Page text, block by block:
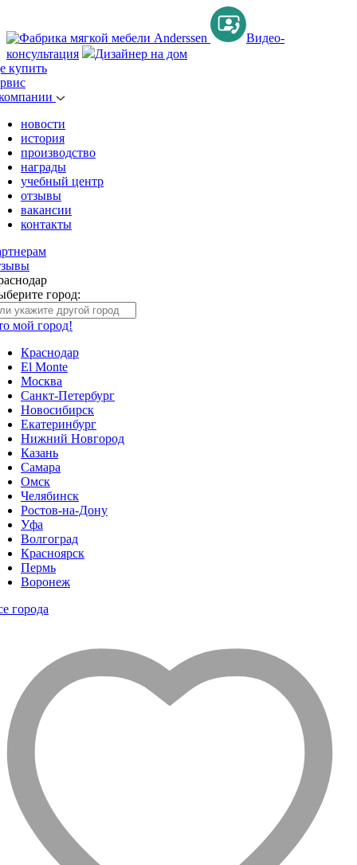
Видео-
консультация
Дизайнер на дом
купить
новости
история
производство
награды
учебный центр
отзывы
вакансии
контакты
город:
мой город!
Краснодар
El Monte
Москва
Санкт-Петербург
Новосибирск
Екатеринбург
Нижний Новгород
Казань
Самара
Омск
Челябинск
Ростов-на-Дону
Уфа
Волгоград
Красноярск
Пермь
Воронеж
города